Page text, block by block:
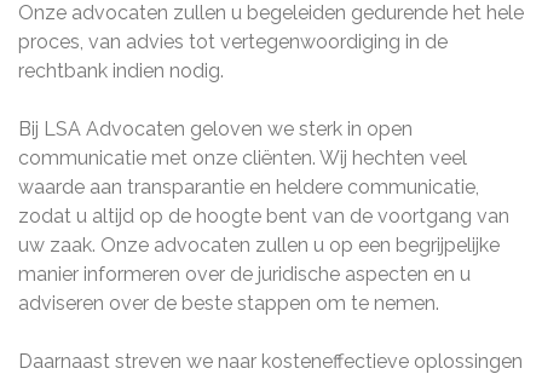
Onze advocaten zullen u begeleiden gedurende het hele
proces, van advies tot vertegenwoordiging in de
rechtbank indien nodig.
Bij LSA Advocaten geloven we sterk in open
communicatie met onze cliënten. Wij hechten veel
waarde aan transparantie en heldere communicatie,
zodat u altijd op de hoogte bent van de voortgang van
uw zaak. Onze advocaten zullen u op een begrijpelijke
manier informeren over de juridische aspecten en u
adviseren over de beste stappen om te nemen.
Daarnaast streven we naar kosteneffectieve oplossingen